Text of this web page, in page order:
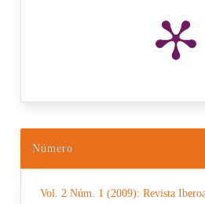
Número
Vol. 2 Núm. 1 (2009): Revista